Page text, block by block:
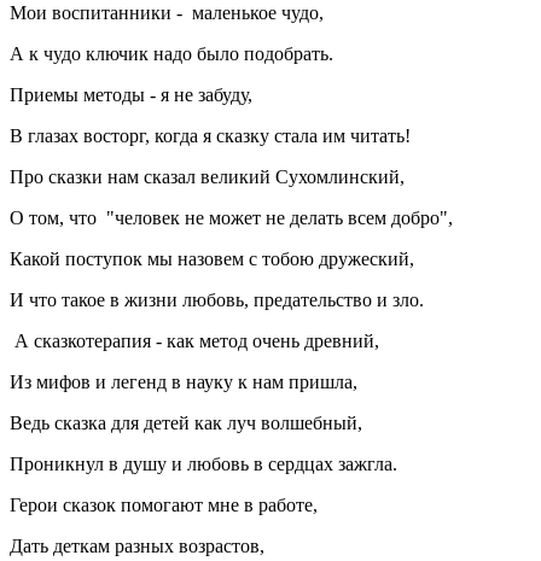
Мои воспитанники - маленькое чудо,
А к чудо ключик надо было подобрать.
Приемы методы - я не забуду,
В глазах восторг, когда я сказку стала им читать!
Про сказки нам сказал великий Сухомлинский,
О том, что "человек не может не делать всем добро",
Какой поступок мы назовем с тобою дружеский,
И что такое в жизни любовь, предательство и зло.
А сказкотерапия - как метод очень древний,
Из мифов и легенд в науку к нам пришла,
Ведь сказка для детей как луч волшебный,
Проникнул в душу и любовь в сердцах зажгла.
Герои сказок помогают мне в работе,
Дать деткам разных возрастов,